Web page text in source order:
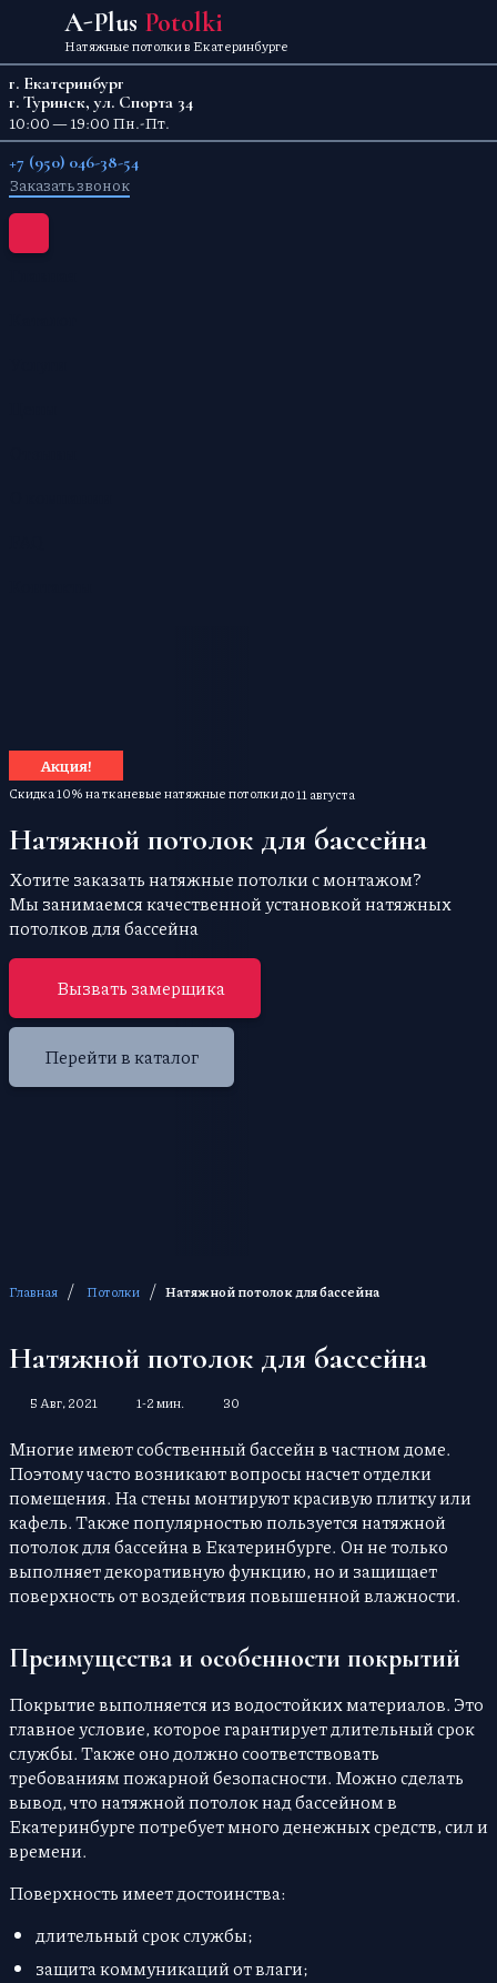
Перейти к содержанию
A-Plus Potolki
Натяжные потолки в Екатеринбурге
г. Екатеринбург
г. Туринск, ул. Спорта 34
10:00 — 19:00 Пн.-Пт.
+7 (950) 046-38-54
Заказать звонок
Акция!
Скидка 10% на тканевые натяжные потолки до11 августа
Натяжной потолок для бассейна
Хотите заказать натяжные потолки с монтажом?
Мы занимаемся качественной установкой натяжных
потолков для бассейна
Вызвать замерщика
Перейти в каталог
Главная / Потолки / Натяжной потолок для бассейна
Натяжной потолок для бассейна
5 Авг, 2021 1-2 мин. 30
Многие имеют собственный бассейн в частном доме.
Поэтому часто возникают вопросы насчет отделки
помещения. На стены монтируют красивую плитку или
кафель. Также популярностью пользуется натяжной
потолок для бассейна в Екатеринбурге. Он не только
выполняет декоративную функцию, но и защищает
поверхность от воздействия повышенной влажности.
Преимущества и особенности покрытий
Покрытие выполняется из водостойких материалов. Это
главное условие, которое гарантирует длительный срок
службы. Также оно должно соответствовать
требованиям пожарной безопасности. Можно сделать
вывод, что натяжной потолок над бассейном в
Екатеринбурге потребует много денежных средств, сил и
времени.
Поверхность имеет достоинства:
длительный срок службы;
защита коммуникаций от влаги;